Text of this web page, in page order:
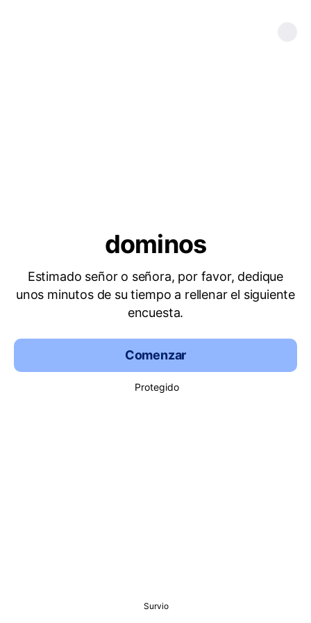
dominos
Estimado señor o señora, por favor, dedique
unos minutos de su tiempo a rellenar el siguiente
encuesta.
Comenzar
Protegido
Survio